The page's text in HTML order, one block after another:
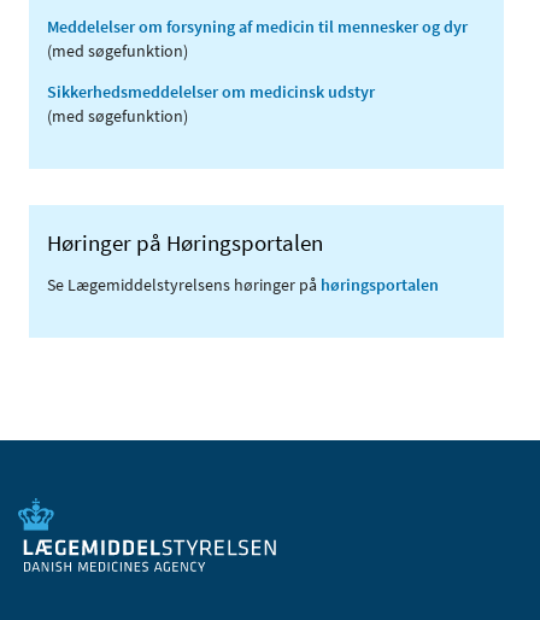
Meddelelser om forsyning af medicin til mennesker og dyr
(med søgefunktion)
Sikkerhedsmeddelelser om medicinsk udstyr
(med søgefunktion)
Høringer på Høringsportalen
Se Lægemiddelstyrelsens høringer på høringsportalen